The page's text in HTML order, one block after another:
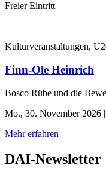
Freier Eintritt
Kulturveranstaltungen,
Finn-Ole Heinrich
Bosco Rübe und die
Mo., 30. November 2026
Mehr erfahren
DAI-Newsletter